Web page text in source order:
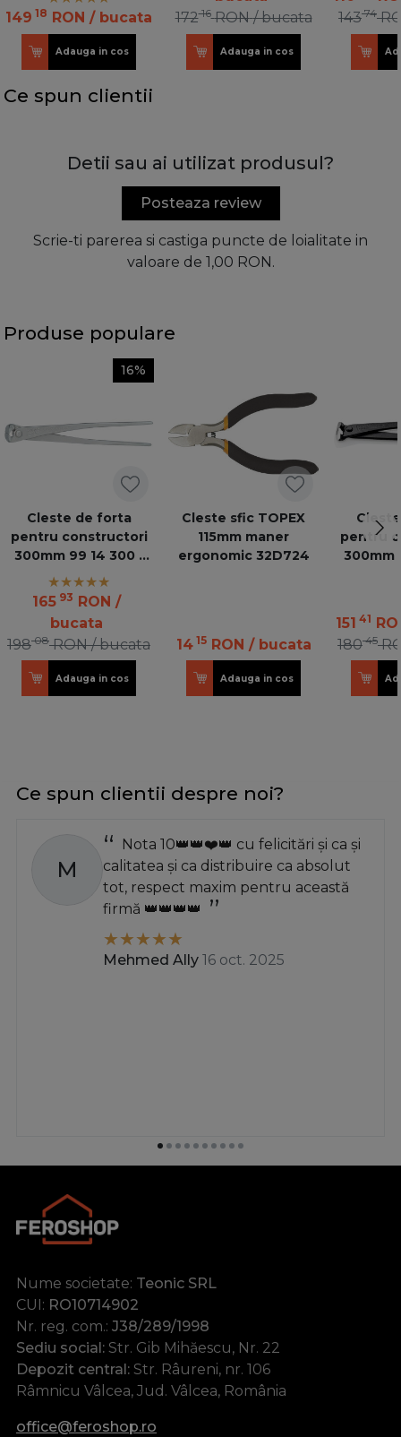
149 18 RON / bucata
Adauga in cos
17216 RON / bucata
Adauga in cos
14374
Ce spun clientii
Detii sau ai utilizat produsul?
Posteaza review
Scrie-ti parerea si castiga puncte de loialitate in
valoare de 1,00 RON.
Produse populare
16%
Cleste de forta
pentru constructori
300mm 99 14 300 -
zincat
165 93 RON /
bucata
19808 RON / bucata
Adauga in cos
Cleste sfic TOPEX
115mm maner
ergonomic 32D724
14 15 RON / bucata
Adauga in cos
pentru
300mm
151 41
18045
Ce spun clientii despre noi?
M
Nota 10👑👑❤️👑 cu felicitări și ca și
calitatea și ca distribuire ca absolut
tot, respect maxim pentru această
firmă 👑👑👑👑
Mehmed Ally 16 oct. 2025
Nume societate: Teonic SRL
CUI: RO10714902
Nr. reg. com.: J38/289/1998
Sediu social: Str. Gib Mihăescu, Nr. 22
Depozit central: Str. Râureni, nr. 106
Râmnicu Vâlcea, Jud. Vâlcea, România
office@feroshop.ro